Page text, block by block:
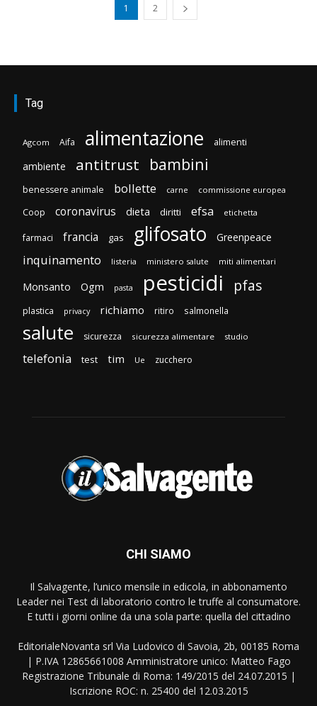
1 2
Tag
Agcom Aifa alimentazione alimenti
ambiente antitrust bambini
benessere animale bollette carne commissione europea
Coop coronavirus dieta diritti efsa etichetta
farmaci francia gas glifosato Greenpeace
inquinamento listeria ministero salute miti alimentari
Monsanto Ogm pasta pesticidi pfas
plastica privacy richiamo ritiro salmonella
salute sicurezza sicurezza alimentare studio
telefonia test tim Ue zucchero
CHI SIAMO
Il Salvagente, l’unico mensile in edicola, in abbonamento
Leader nei Test di laboratorio contro le truffe al consumatore.
E tutti i giorni online da una sola parte: quella del cittadino
EditorialeNovanta srl Via Ludovico di Savoia, 2b, 00185 Roma
| P.IVA 12865661008 Amministratore unico: Matteo Fago
Registrazione Tribunale di Roma: 149/2015 del 24.07.2015 |
Iscrizione ROC: n. 25400 del 12.03.2015